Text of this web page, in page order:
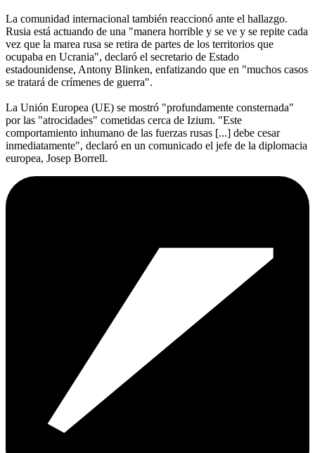
La comunidad internacional también reaccionó ante el hallazgo.
Rusia está actuando de una "manera horrible y se ve y se repite cada
vez que la marea rusa se retira de partes de los territorios que
ocupaba en Ucrania", declaró el secretario de Estado
estadounidense, Antony Blinken, enfatizando que en "muchos casos
se tratará de crímenes de guerra".
La Unión Europea (UE) se mostró "profundamente consternada"
por las "atrocidades" cometidas cerca de Izium. "Este
comportamiento inhumano de las fuerzas rusas [...] debe cesar
inmediatamente", declaró en un comunicado el jefe de la diplomacia
europea, Josep Borrell.